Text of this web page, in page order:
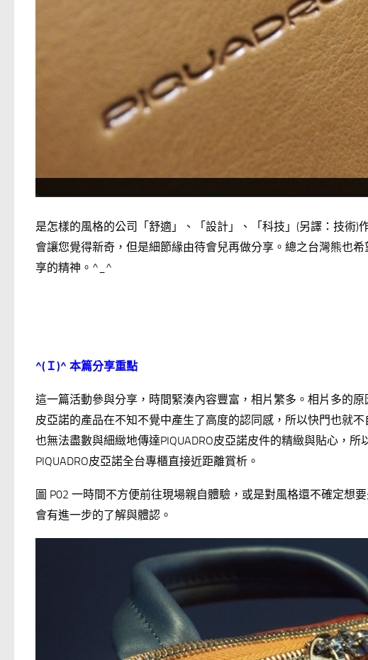
是怎樣的風格的公司「舒適」、「設計」、「科技」(另譯：技術
會讓您覺得新奇，但是細節緣由待會兒再做分享。總之台灣熊也
享的精神。^_^
^( Ｉ)^ 本篇分享重點
這一篇活動參與分享，時間緊湊內容豐富，相片繁多。相片多的
皮亞諾的產品在不知不覺中產生了高度的認同感，所以快門也就
也無法盡數與細緻地傳達PIQUADRO皮亞諾皮件的精緻與貼心，
PIQUADRO皮亞諾全台專櫃直接近距離賞析。
圖 P02 一時間不方便前往現場親自體驗，或是對風格還不確定想
會有進一步的了解與體認。